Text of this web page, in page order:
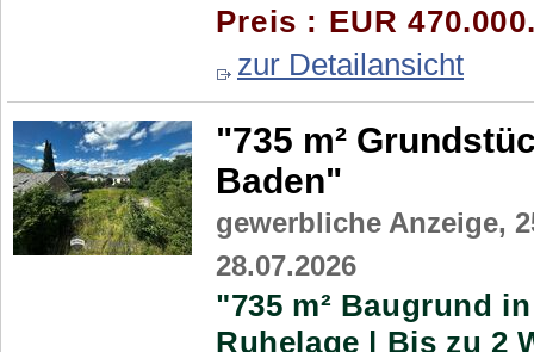
Preis : EUR
zur Detailansicht
"735 m²
Baden"
gewerbliche Anzeige,
28.07.2026
"735 m² Baugrund
Ruhelage | Bis zu 2